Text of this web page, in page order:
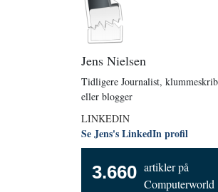
Jens Nielsen
Tidligere Journalist,
eller blogger
LINKEDIN
Se Jens's LinkedIn profil
3.660 artikler på
Computerworld